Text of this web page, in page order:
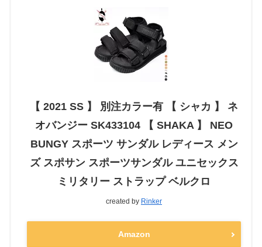
【 2021 SS 】 別注カラー有 【 シャカ 】 ネ
オバンジー SK433104 【 SHAKA 】 NEO
BUNGY スポーツ サンダル レディース メン
ズ スポサン スポーツサンダル ユニセックス
ミリタリー ストラップ ベルクロ
created by Rinker
Amazon